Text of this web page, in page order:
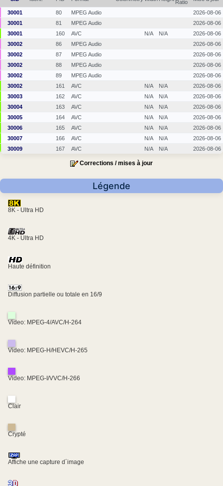
Ratio
30001 80 MPEG Audio
2026-08-06
30001
81 MPEG Audio
2026-08-06
30001
160 AVC N/A N/A
2026-08-06
30002
86 MPEG Audio
2026-08-06
30002
87 MPEG Audio
2026-08-06
30002
88 MPEG Audio
2026-08-06
30002
89 MPEG Audio
2026-08-06
30002
161 AVC N/A N/A
2026-08-06
30003
162 AVC N/A N/A
2026-08-06
30004
163 AVC N/A N/A
2026-08-06
30005
164 AVC N/A N/A
2026-08-06
30006
165 AVC N/A N/A
2026-08-06
30007
166 AVC N/A N/A
2026-08-06
30009
167 AVC N/A N/A 2026-08-06
Corrections / mises à jour
Légende
8K - Ultra HD
4K - Ultra HD
Haute définition
Diffusion partielle ou totale en 16/9
Video: MPEG-4/AVC/H-264
Video: MPEG-H/HEVC/H-265
Video: MPEG-I/VVC/H-266
Clair
Crypté
Affiche une capture d´image